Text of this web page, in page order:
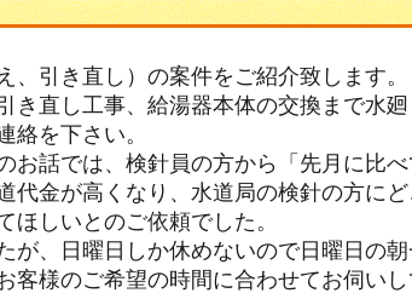
、引き直し）の案件をご紹介致します。
き直し工事、給湯器本体の交換まで水
絡を下さい。
お話では、検針員の方から「先月に比
代金が高くなり、水道局の検針の方に
ほしいとのご依頼でした。
が、日曜日しか休めないので日曜日の
客様のご希望の時間に合わせてお伺い